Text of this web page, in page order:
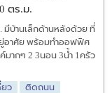
ตร.ม.
มีบ้านเล็กด้านหลังด้วย ที่
อาศัย พร้อมทำออฟฟิศ
มากๆ 2 3นอน 3น้ำ 1ครัว
ยว ติดถนน